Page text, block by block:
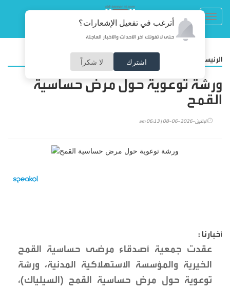
أترغب في تفعيل الإشعارات؟
حتى لا تفوتك آخر الأحداث والأخبار العاجلة
اشترك لا شكراً الرئيسية
ورشة توعوية حول مرض حساسية
القمح
الإثنين-2026-06-08 | 06:13 am
أخبارنا :
عقدت جمعية أصدقاء مرضى حساسية القمح
الخيرية والمؤسسة الاستهلاكية المدنية، ورشة
توعوية حول مرض حساسية القمح (السيلياك)،